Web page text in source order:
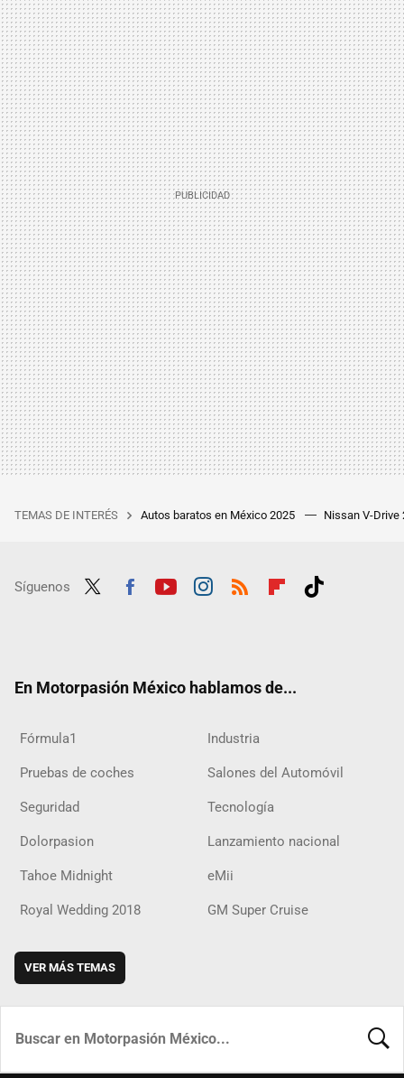
TEMAS DE INTERÉS Autos baratos en México 2025 Nissan V-Drive
Síguenos
En Motorpasión México hablamos de...
Fórmula1 Industria
Pruebas de coches Salones del Automóvil
Seguridad Tecnología
Dolorpasion Lanzamiento nacional
Tahoe Midnight eMii
Royal Wedding 2018 GM Super Cruise
VER MÁS TEMAS